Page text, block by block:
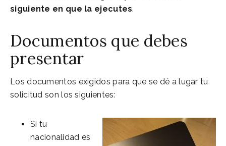
siguiente en que la ejecutes.
Documentos que debes
presentar
Los documentos exigidos para que se dé a lugar tu
solicitud son los siguientes:
Si tu
nacionalidad es